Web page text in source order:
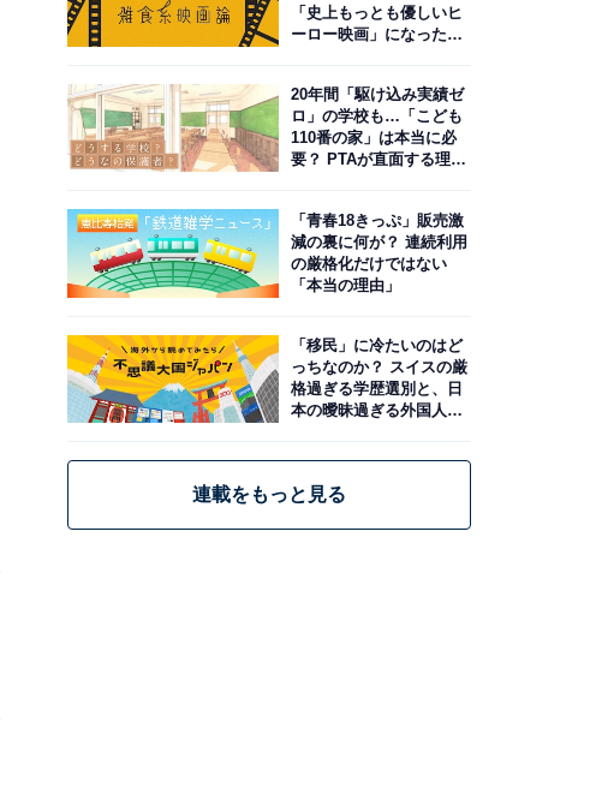
「史上もっとも優しいヒ
ーロー映画」になった理
20年間「駆け込み実績ゼ
ロ」の学校も…「こども
110番の家」は本当に必
要？ PTAが直面する理想
「青春18きっぷ」販売激
減の裏に何が？ 連続利用
の厳格化だけではない
「本当の理由」
「移民」に冷たいのはど
っちなのか？ スイスの厳
格過ぎる学歴選別と、日
本の曖昧過ぎる外国人政
連載をもっと見る